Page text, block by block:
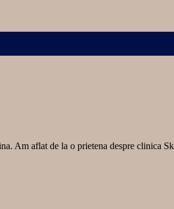
Am aflat de la o prietena despre clinica